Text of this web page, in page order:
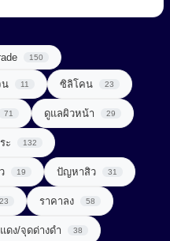
Vitamin C)
& Minerals)
ง (Buffering Agent)
150
น 11 ซิลิโคน 23
71 ดูแลผิวหน้า 29
ะ 132
19 ปัญหาสิว 31
ราคาลง 58
ดง/จุดด่างดำ 38